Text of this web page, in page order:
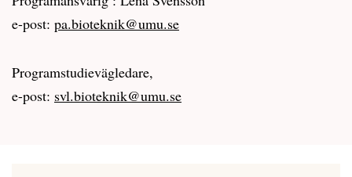
e-post: pa.bioteknik@umu.se
Programstudievägledare,
e-post: svl.bioteknik@umu.se